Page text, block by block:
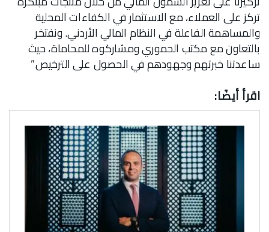
تركز على العملاء، مع الاستثمار في الكفاءات المحلية
والمساهمة الفاعلة في النظام المالي الأردني. ونفتخر
بالتعاون مع مكتب الحموري ومشاركوه للمحاماة، حيث
ساعدتنا خبرتهم وجهودهم في الحصول على الترخيص.”
اقرأ أيضًا: